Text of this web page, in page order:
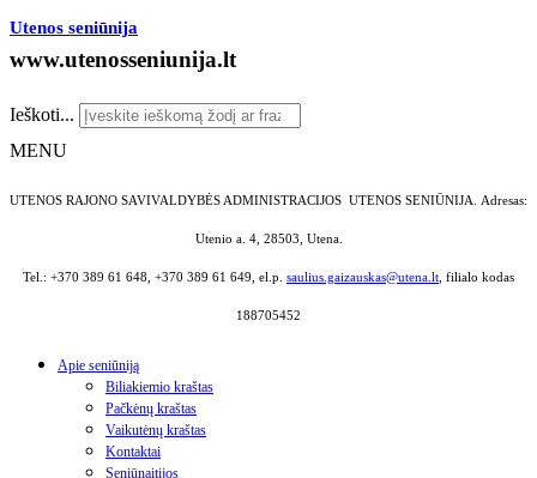
Utenos seniūnija
www.utenosseniunija.lt
Ieškoti...
MENU
UTENOS RAJONO SAVIVALDYBĖS ADMINISTRACIJOS UTENOS SENIŪNIJA. Adresas:
Utenio a. 4, 28503, Utena.
Tel.: +370 389 61 648, +370 389 61 649, el.p. saulius.gaizauskas@utena.lt, filialo kodas
188705452
Apie seniūniją
Biliakiemio kraštas
Pačkėnų kraštas
Vaikutėnų kraštas
Kontaktai
Seniūnaitijos